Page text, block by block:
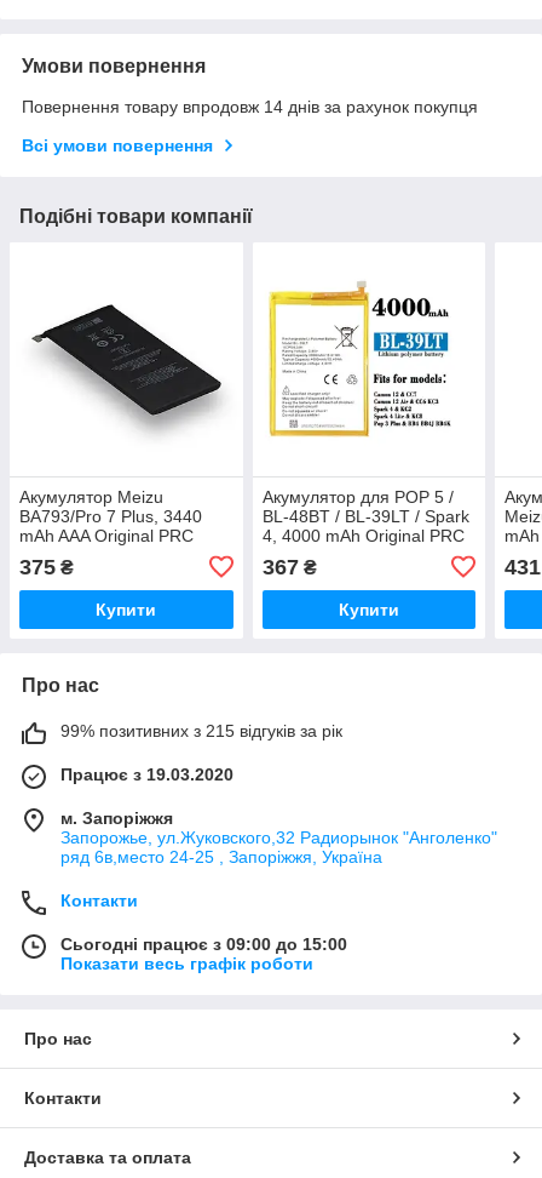
Умови повернення
Повернення товару впродовж 14 днів за рахунок покупця
Всі умови повернення
Подібні товари компанії
Акумулятор Meizu
BA793/Pro 7 Plus, 3440
mAh AAA Original PRC
375 ₴
Купити
Акумулятор для POP 5 /
BL-48BT / BL-39LT / Spark
4, 4000 mAh Original PRC
367₴
Купити
431
Про нас
99% позитивних з 215 відгуків за рік
Працює з 19.03.2020
м. Запоріжжя
Запорожье, ул.Жуковского,32 Радиорынок "Анголенко"
ряд 6в,место 24-25 , Запоріжжя, Україна
Контакти
Сьогодні працює з 09:00 до 15:00
Показати весь графік роботи
Про нас
Контакти
Доставка та оплата